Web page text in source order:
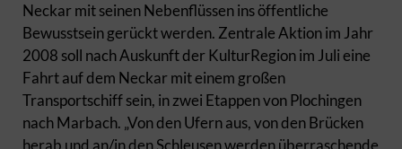
Neckar mit seinen Nebenflüssen ins öffentliche
Bewusstsein gerückt werden. Zentrale Aktion im Jahr
2008 soll nach Auskunft der KulturRegion im Juli eine
Fahrt auf dem Neckar mit einem großen
Transportschiff sein, in zwei Etappen von Plochingen
nach Marbach. „Von den Ufern aus, von den Brücken
herab und an/in den Schleusen werden überraschende